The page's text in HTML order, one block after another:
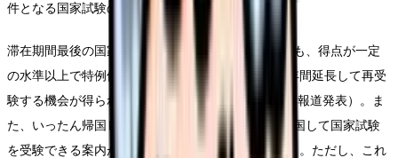
件となる国家試験の得点基準など」）。
滞在期間最後の国家試験に不合格となった候補者でも、得点が一定
の水準以上で特例候補者と認められれば、滞在を1年間延長して再受
験する機会が得られる仕組みがあります（Source: 同報道発表）。ま
た、いったん帰国した候補者も「短期滞在」で再入国して国家試験
を受験できる案内が出ています（Source: JICWELS）。ただし、これ